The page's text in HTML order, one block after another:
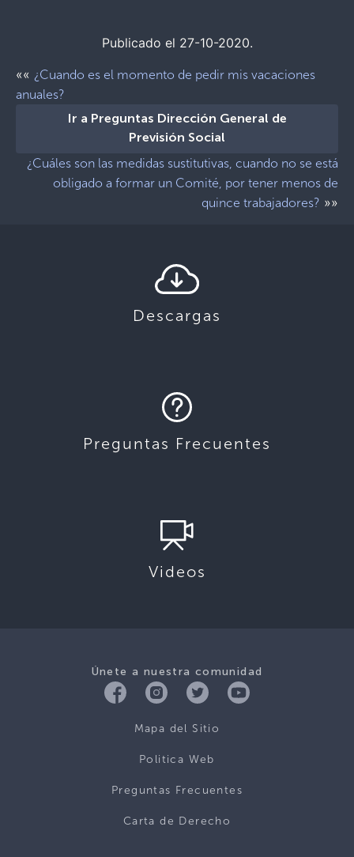
Publicado el 27-10-2020.
«« ¿Cuando es el momento de pedir mis vacaciones
anuales?
Ir a Preguntas Dirección General de
Previsión Social
¿Cuáles son las medidas sustitutivas, cuando no se está
obligado a formar un Comité, por tener menos de
quince trabajadores? »»
Descargas
Preguntas Frecuentes
Videos
Únete a nuestra comunidad
Mapa del Sitio
Politica Web
Preguntas Frecuentes
Carta de Derecho